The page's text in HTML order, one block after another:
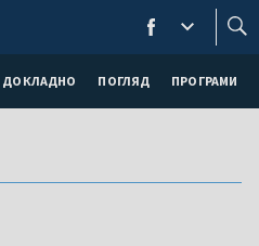
ДОКЛАДНО ПОГЛЯД ПРОГРАМИ